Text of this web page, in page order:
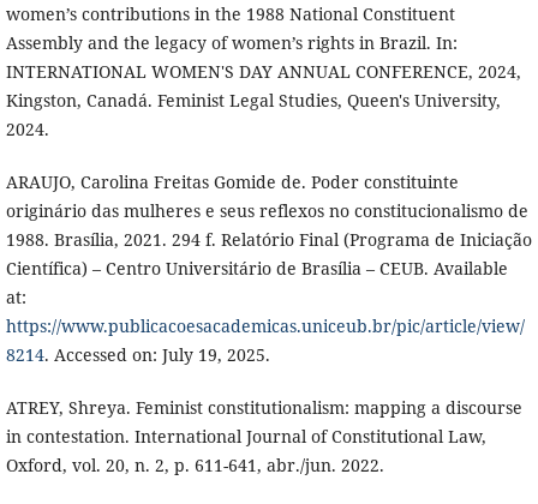
women’s contributions in the 1988 National Constituent
Assembly and the legacy of women’s rights in Brazil. In:
INTERNATIONAL WOMEN'S DAY ANNUAL CONFERENCE, 2024,
Kingston, Canadá. Feminist Legal Studies, Queen's University,
2024.
ARAUJO, Carolina Freitas Gomide de. Poder constituinte
originário das mulheres e seus reflexos no constitucionalismo de
1988. Brasília, 2021. 294 f. Relatório Final (Programa de Iniciação
Científica) – Centro Universitário de Brasília – CEUB. Available
at:
https://www.publicacoesacademicas.uniceub.br/pic/article/view/
8214. Accessed on: July 19, 2025.
ATREY, Shreya. Feminist constitutionalism: mapping a discourse
in contestation. International Journal of Constitutional Law,
Oxford, vol. 20, n. 2, p. 611-641, abr./jun. 2022.